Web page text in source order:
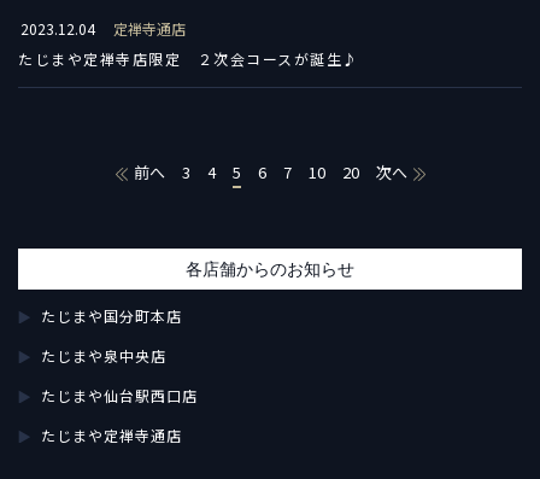
2023.12.04
定禅寺通店
たじまや定禅寺店限定 ２次会コースが誕生♪
前へ 3 4 5 6 7 10 20 次へ
各店舗からのお知らせ
たじまや国分町本店
たじまや泉中央店
たじまや仙台駅西口店
たじまや定禅寺通店